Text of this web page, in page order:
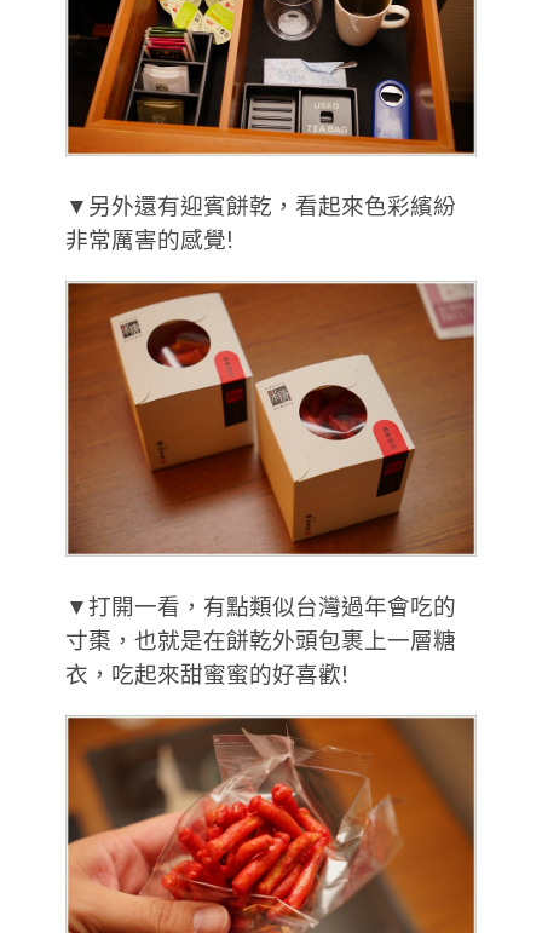
▼另外還有迎賓餅乾，看起來色彩繽紛
非常厲害的感覺!
▼打開一看，有點類似台灣過年會吃的
寸棗，也就是在餅乾外頭包裹上一層糖
衣，吃起來甜蜜蜜的好喜歡!